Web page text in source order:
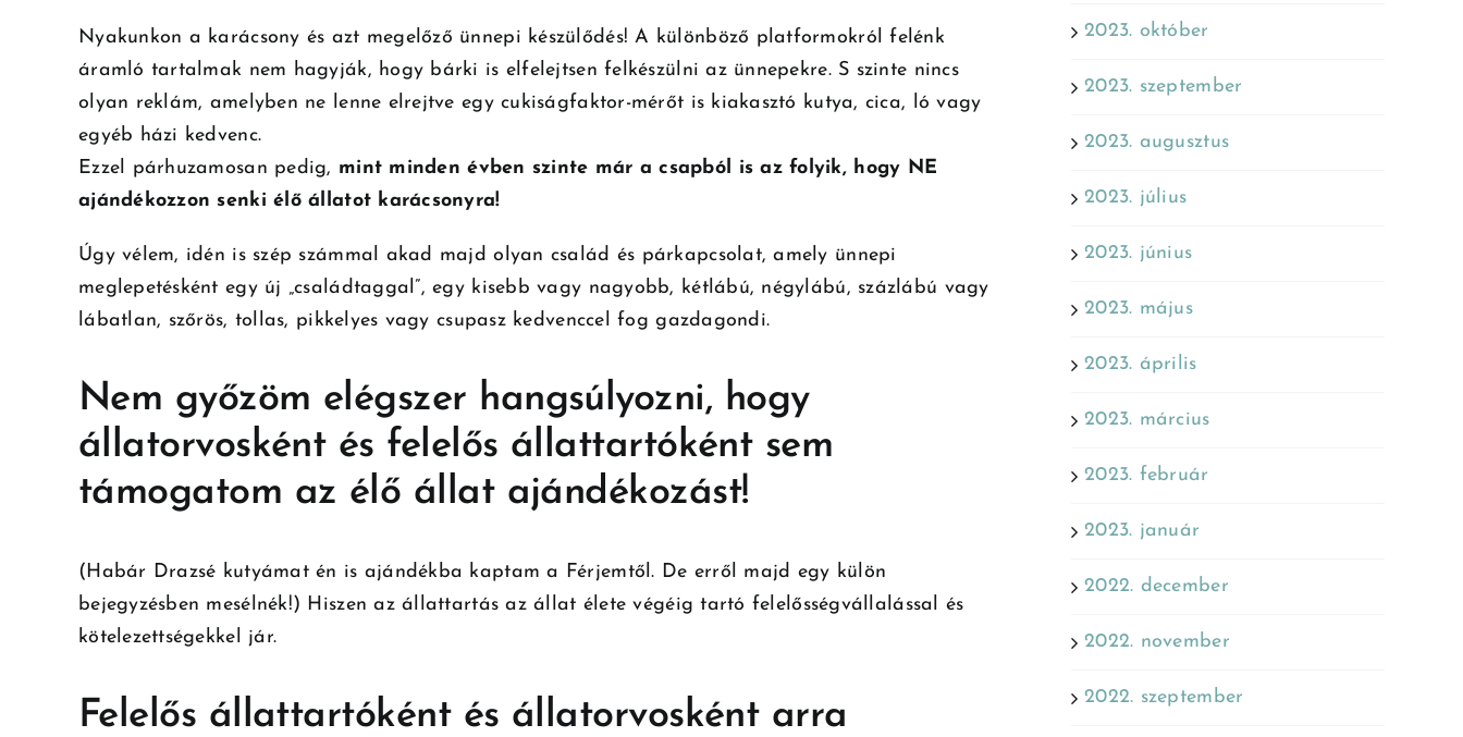
Nyakunkon a karácsony és azt megelőző ünnepi készülődés! A különböző platformokról felénk
áramló tartalmak nem hagyják, hogy bárki is elfelejtsen felkészülni az ünnepekre. S szinte nincs
olyan reklám, amelyben ne lenne elrejtve egy cukiságfaktor-mérőt is kiakasztó kutya, cica, ló vagy
egyéb házi kedvenc.
Ezzel párhuzamosan pedig, mint minden évben szinte már a csapból is az folyik, hogy NE
ajándékozzon senki élő állatot karácsonyra!
Úgy vélem, idén is szép számmal akad majd olyan család és párkapcsolat, amely ünnepi
meglepetésként egy új „családtaggal”, egy kisebb vagy nagyobb, kétlábú, négylábú, százlábú vagy
lábatlan, szőrös, tollas, pikkelyes vagy csupasz kedvenccel fog gazdagondi.
Nem győzöm elégszer hangsúlyozni, hogy
állatorvosként és felelős állattartóként sem
támogatom az élő állat ajándékozást!
(Habár Drazsé kutyámat én is ajándékba kaptam a Férjemtől. De erről majd egy külön
bejegyzésben mesélnék!) Hiszen az állattartás az állat élete végéig tartó felelősségvállalással és
kötelezettségekkel jár.
Felelős állattartóként és állatorvosként arra
2023. október
2023. szeptember
2023. augusztus
2023. július
2023. június
2023. május
2023. április
2023. március
2023. február
2023. január
2022. december
2022. november
2022. szeptember